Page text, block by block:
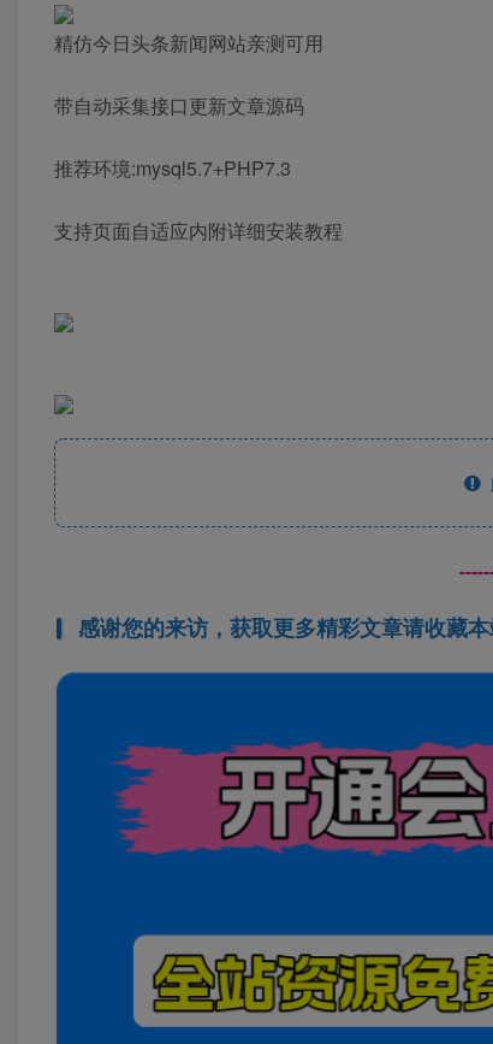
精仿今日头条新闻网站亲测可用
带自动采集接口更新文章源码
推荐环境:mysql5.7+PHP7.3
支持页面自适应内附详细安装教程
感谢您的来访，获取更多精彩文章请收藏本